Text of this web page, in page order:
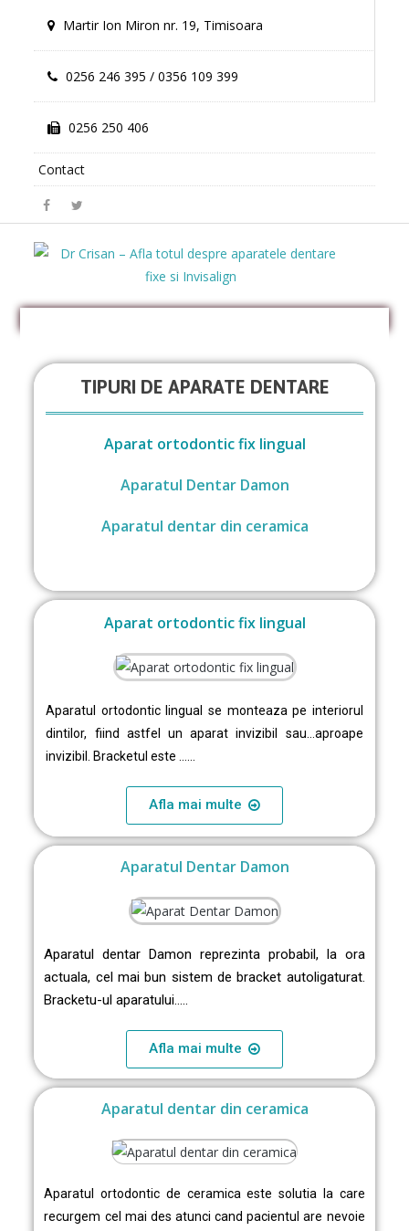
Martir Ion Miron nr. 19, Timisoara
0256 246 395 / 0356 109 399
0256 250 406
Contact
TIPURI DE APARATE DENTARE
Aparat ortodontic fix lingual
Aparatul Dentar Damon
Aparatul dentar din ceramica
Aparat ortodontic fix lingual
Aparatul ortodontic lingual se monteaza pe interiorul
dintilor, fiind astfel un aparat invizibil sau…aproape
invizibil. Bracketul este ……
Afla mai multe
Aparatul Dentar Damon
Aparatul dentar Damon reprezinta probabil, la ora
actuala, cel mai bun sistem de bracket autoligaturat.
Bracketu-ul aparatului…..
Afla mai multe
Aparatul dentar din ceramica
Aparatul ortodontic de ceramica este solutia la care
recurgem cel mai des atunci cand pacientul are nevoie